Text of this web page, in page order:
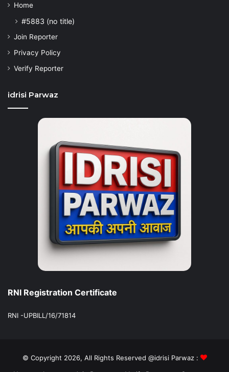
Home
#5883 (no title)
Join Reporter
Privacy Policy
Verify Reporter
idrisi Parwaz
RNI Registration Certificate
RNI -UPBILL/16/71814
© Copyright 2026, All Rights Reserved @idrisi Parwaz :